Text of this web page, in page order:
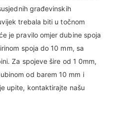
građevinskih
trebala biti u točnom
je pravilo omjer dubine spoja
spoja do 10 mm, sa
Za spojeve šire od 1 0mm,
od barem 10 mm i
upite, kontaktirajte našu